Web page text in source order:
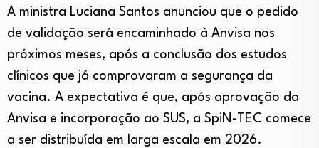
A ministra Luciana Santos anunciou que o pedido
de validação será encaminhado à Anvisa nos
próximos meses, após a conclusão dos estudos
clínicos que já comprovaram a segurança da
vacina. A expectativa é que, após aprovação da
Anvisa e incorporação ao SUS, a SpiN-TEC comece
a ser distribuída em larga escala em 2026.